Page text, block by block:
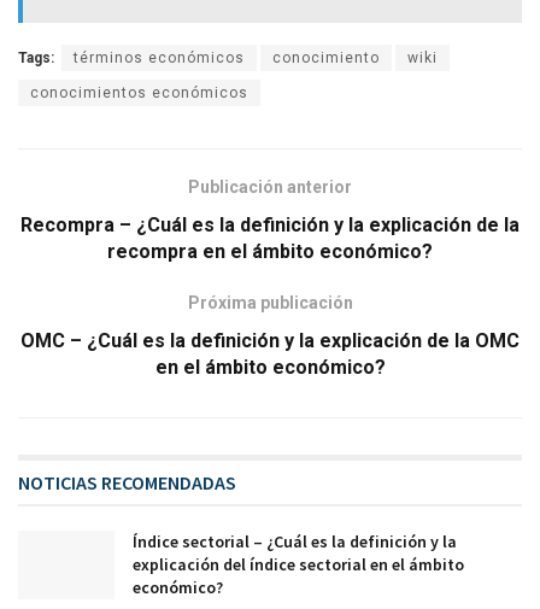
Tags: términos económicos conocimiento wiki
conocimientos económicos
Publicación anterior
Recompra – ¿Cuál es la definición y la explicación de la
recompra en el ámbito económico?
Próxima publicación
OMC – ¿Cuál es la definición y la explicación de la OMC
en el ámbito económico?
NOTICIAS RECOMENDADAS
Índice sectorial – ¿Cuál es la definición y la
explicación del índice sectorial en el ámbito
económico?